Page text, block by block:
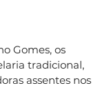
Gomes, os
tradicional,
assentes nos